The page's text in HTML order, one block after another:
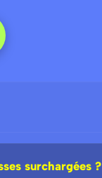
surchargées ?